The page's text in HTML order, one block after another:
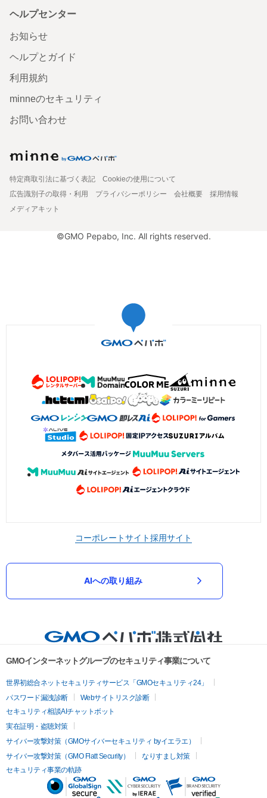
ヘルプセンター
お知らせ
ヘルプとガイド
利用規約
minneのセキュリティ
お問い合わせ
特定商取引法に基づく表記
Cookieの使用について
広告識別子の取得・利用
プライバシーポリシー 会社概要
採用情報
メディアキット
©GMO Pepabo, Inc. All rights reserved.
コーポレートサイト採用サイト
AIへの取り組み
GMOインターネットグループのセキュリティ事業について
世界初総合ネットセキュリティサービス「GMOセキュリティ24」
パスワード漏洩診断
Webサイトリスク診断
セキュリティ相談AIチャットボット
実在証明・盗聴対策
サイバー攻撃対策（GMOサイバーセキュリティ byイエラエ）
サイバー攻撃対策（GMO Flatt Security）
なりすまし対策
セキュリティ事業の軌跡